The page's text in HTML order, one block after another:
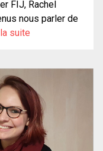
FIJ, Rachel
nous parler de
suite